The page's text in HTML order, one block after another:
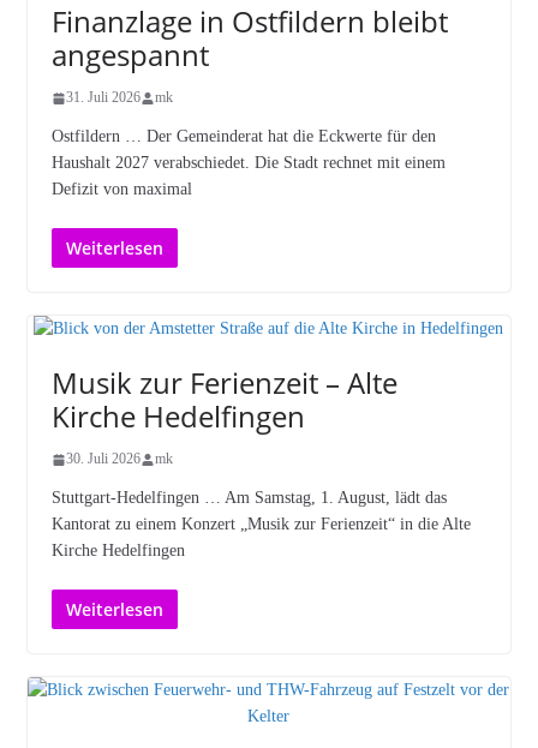
Finanzlage in Ostfildern bleibt
angespannt
31. Juli 2026 mk
Ostfildern … Der Gemeinderat hat die Eckwerte für den
Haushalt 2027 verabschiedet. Die Stadt rechnet mit einem
Defizit von maximal
Weiterlesen
Musik zur Ferienzeit – Alte
Kirche Hedelfingen
30. Juli 2026 mk
Stuttgart-Hedelfingen … Am Samstag, 1. August, lädt das
Kantorat zu einem Konzert „Musik zur Ferienzeit“ in die Alte
Kirche Hedelfingen
Weiterlesen